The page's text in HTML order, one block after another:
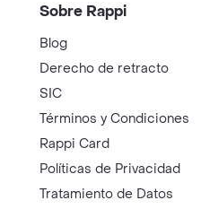
Sobre Rappi
Blog
Derecho de retracto
SIC
Términos y Condiciones
Rappi Card
Políticas de Privacidad
Tratamiento de Datos